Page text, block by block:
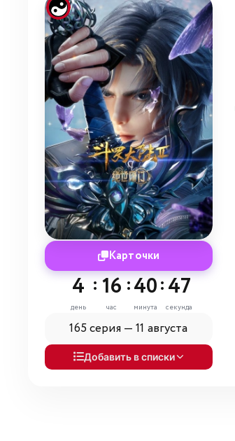
Карточки
4
день
:16
час
:40
минута
:47
секунда
165 серия —11 августа
Добавить в списки